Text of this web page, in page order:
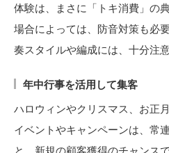
体験は、まさに「トキ消費」の
場合によっては、防音対策も必
奏スタイルや編成には、十分注
年中行事を活用して集客
ハロウィンやクリスマス、お正
イベントやキャンペーンは、常
と、新規の顧客獲得のチャンス